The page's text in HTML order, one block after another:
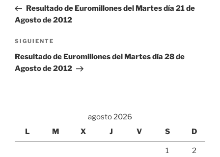
entradas
anterior:
Resultado de Euromillones del Martes día 21 de
Agosto de 2012
Siguiente
entrada
SIGUIENTE
Resultado de Euromillones del Martes día 28 de
Agosto de 2012
agosto 2026
L
M X J V S D
1 2